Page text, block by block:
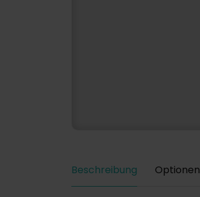
Beschreibung Optionen